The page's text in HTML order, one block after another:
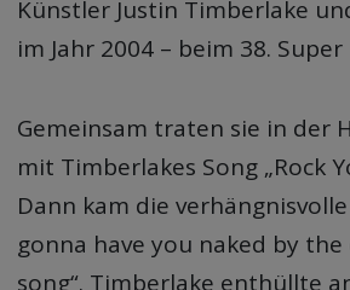
Künstler Justin Timberlake
im Jahr 2004 – beim 38. Super
Gemeinsam traten sie in der
mit Timberlakes Song „Rock
Dann kam die verhängnisvolle
gonna have you naked by
song“. Timberlake enthüllte